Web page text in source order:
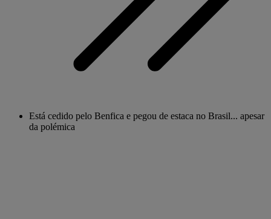
Está cedido pelo Benfica e pegou de estaca no Brasil... apesar
da polémica